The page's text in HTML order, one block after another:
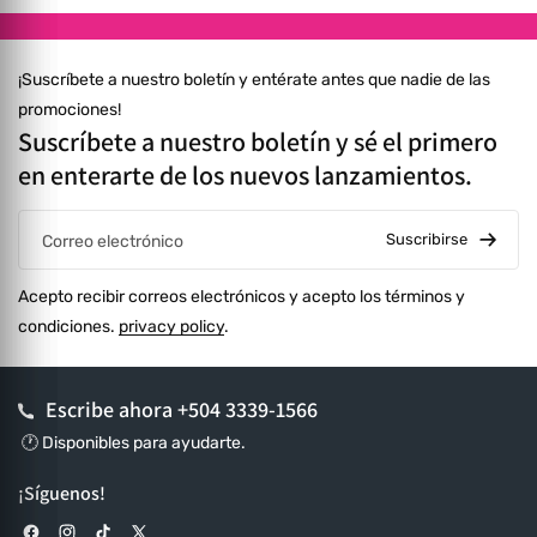
¡Suscríbete a nuestro boletín y entérate antes que nadie de las
promociones!
Suscríbete a nuestro boletín y sé el primero
en enterarte de los nuevos lanzamientos.
Correo electrónico Suscribirse
Acepto recibir correos electrónicos y acepto los términos y
condiciones. privacy policy.
Escribe ahora +504 3339-1566
🕐 Disponibles para ayudarte.
¡Síguenos!